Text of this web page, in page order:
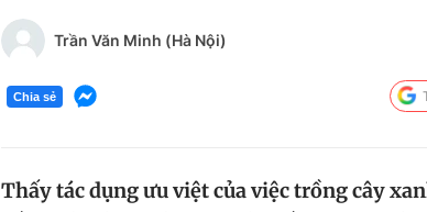
Trần Văn Minh (Hà Nội)
Chia sẻ
Thấy tác dụng ưu việt của việc trồng cây